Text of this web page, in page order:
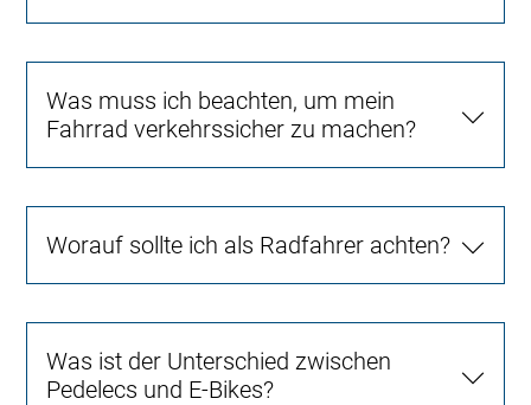
Was muss ich beachten, um mein
Fahrrad verkehrssicher zu machen?
Worauf sollte ich als Radfahrer achten?
Was ist der Unterschied zwischen
Pedelecs und E-Bikes?